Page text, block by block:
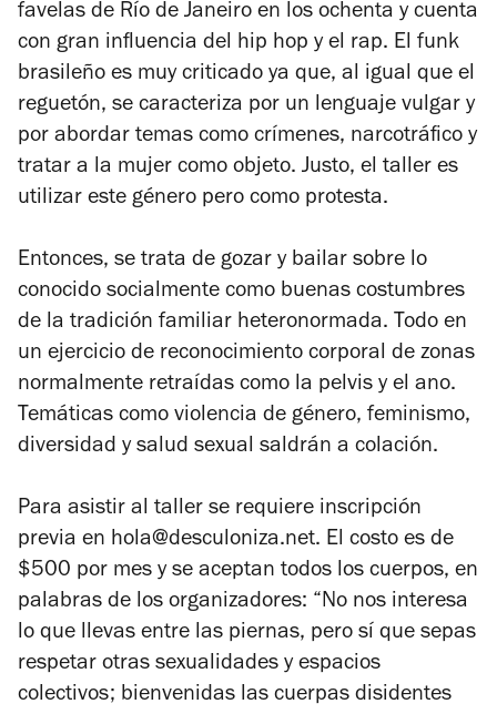
favelas de Río de Janeiro en los ochenta y cuenta
con gran influencia del hip hop y el rap. El funk
brasileño es muy criticado ya que, al igual que el
reguetón, se caracteriza por un lenguaje vulgar y
por abordar temas como crímenes, narcotráfico y
tratar a la mujer como objeto. Justo, el taller es
utilizar este género pero como protesta.
Entonces, se trata de gozar y bailar sobre lo
conocido socialmente como buenas costumbres
de la tradición familiar heteronormada. Todo en
un ejercicio de reconocimiento corporal de zonas
normalmente retraídas como la pelvis y el ano.
Temáticas como violencia de género, feminismo,
diversidad y salud sexual saldrán a colación.
Para asistir al taller se requiere inscripción
previa en hola@desculoniza.net. El costo es de
$500 por mes y se aceptan todos los cuerpos, en
palabras de los organizadores: “No nos interesa
lo que llevas entre las piernas, pero sí que sepas
respetar otras sexualidades y espacios
colectivos; bienvenidas las cuerpas disidentes